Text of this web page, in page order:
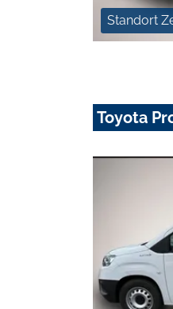
Standort
Toyota